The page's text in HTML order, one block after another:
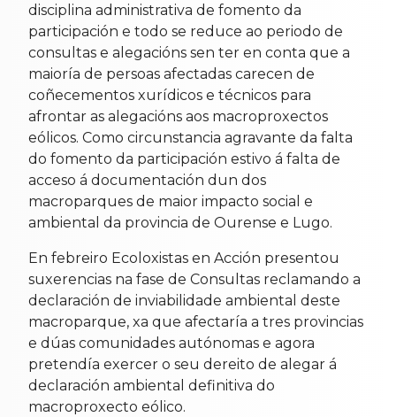
disciplina administrativa de fomento da
participación e todo se reduce ao periodo de
consultas e alegacións sen ter en conta que a
maioría de persoas afectadas carecen de
coñecementos xurídicos e técnicos para
afrontar as alegacións aos macroproxectos
eólicos. Como circunstancia agravante da falta
do fomento da participación estivo á falta de
acceso á documentación dun dos
macroparques de maior impacto social e
ambiental da provincia de Ourense e Lugo.
En febreiro Ecoloxistas en Acción presentou
suxerencias na fase de Consultas reclamando a
declaración de inviabilidade ambiental deste
macroparque, xa que afectaría a tres provincias
e dúas comunidades autónomas e agora
pretendía exercer o seu dereito de alegar á
declaración ambiental definitiva do
macroproxecto eólico.